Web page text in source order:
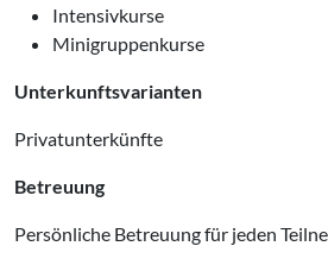
Intensivkurse
Minigruppenkurse
Unterkunftsvarianten
Privatunterkünfte
Betreuung
Persönliche Betreuung für jeden